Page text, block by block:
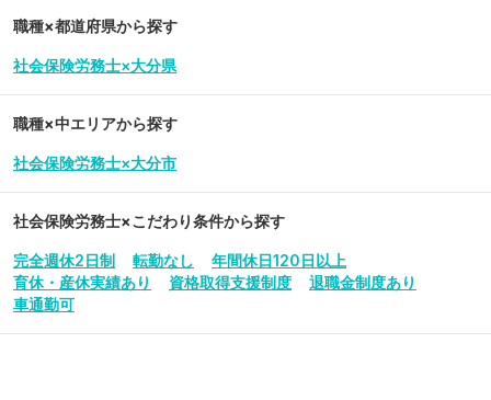
職種×都道府県から探す
社会保険労務士×大分県
職種×中エリアから探す
社会保険労務士×大分市
社会保険労務士×こだわり条件から探す
完全週休2日制 転勤なし
年間休日120日以上
育休・産休実績あり
資格取得支援制度
退職金制度あり
車通勤可